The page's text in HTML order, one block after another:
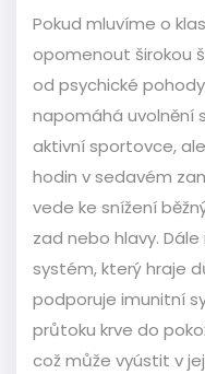
Pokud mluvíme o
opomenout širokou
od psychické
napomáhá uvolnění
aktivní sportovce,
hodin v sedavém
vede ke snížení
zad nebo hlavy.
systém, který hraje
podporuje imunitní
průtoku krve do
což může vyústit v